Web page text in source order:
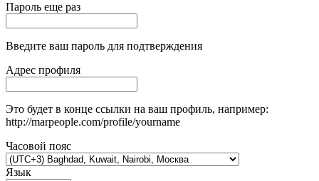
Пароль еще раз
Введите ваш пароль для подтверждения
Адрес профиля
Это будет в конце ссылки на ваш профиль, например:
http://marpeople.com/profile/yourname
Часовой пояс
Язык